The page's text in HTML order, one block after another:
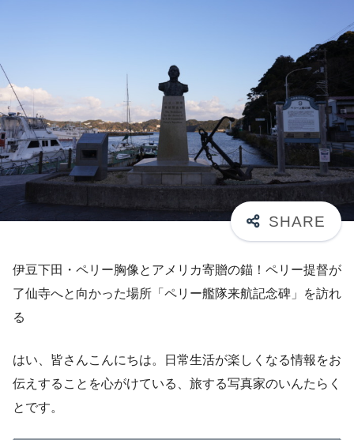
伊豆下田・ペリー胸像とアメリカ寄贈の錨！ペリー提督が
了仙寺へと向かった場所「ペリー艦隊来航記念碑」を訪れ
る
はい、皆さんこんにちは。日常生活が楽しくなる情報をお
伝えすることを心がけている、旅する写真家のいんたらく
とです。